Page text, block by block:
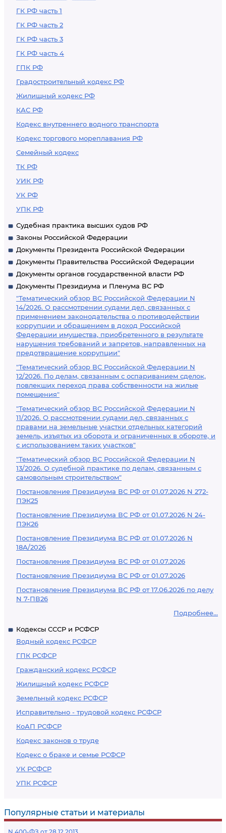
ГК РФ часть 1
ГК РФ часть 2
ГК РФ часть 3
ГК РФ часть 4
ГПК РФ
Градостроительный кодекс РФ
Жилищный кодекс РФ
КАС РФ
Кодекс внутреннего водного транспорта
Кодекс торгового мореплавания РФ
Семейный кодекс
ТК РФ
УИК РФ
УК РФ
УПК РФ
Судебная практика высших судов РФ
Законы Российской Федерации
Документы Президента Российской Федерации
Документы Правительства Российской Федерации
Документы органов государственной власти РФ
Документы Президиума и Пленума ВС РФ
"Тематический обзор ВС Российской Федерации N
14/2026. О рассмотрении судами дел, связанных с
применением законодательства о противодействии
коррупции и обращением в доход Российской
Федерации имущества, приобретенного в результате
нарушения требований и запретов, направленных на
предотвращение коррупции"
"Тематический обзор ВС Российской Федерации N
12/2026. По делам, связанным с оспариванием сделок,
повлекших переход права собственности на жилые
помещения"
"Тематический обзор ВС Российской Федерации N
11/2026. О рассмотрении судами дел, связанных с
правами на земельные участки отдельных категорий
земель, изъятых из оборота и ограниченных в обороте, и
с использованием таких участков"
"Тематический обзор ВС Российской Федерации N
13/2026. О судебной практике по делам, связанным с
самовольным строительством"
Постановление Президиума ВС РФ от 01.07.2026 N 272-
ПЭК25
Постановление Президиума ВС РФ от 01.07.2026 N 24-
ПЭК26
Постановление Президиума ВС РФ от 01.07.2026 N
18А/2026
Постановление Президиума ВС РФ от 01.07.2026
Постановление Президиума ВС РФ от 01.07.2026
Постановление Президиума ВС РФ от 17.06.2026 по делу
N 7-ПВ26
Подробнее...
Кодексы СССР и РСФСР
Водный кодекс РСФСР
ГПК РСФСР
Гражданский кодекс РСФСР
Жилищный кодекс РСФСР
Земельный кодекс РСФСР
Исправительно - трудовой кодекс РСФСР
КоАП РСФСР
Кодекс законов о труде
Кодекс о браке и семье РСФСР
УК РСФСР
УПК РСФСР
Популярные статьи и материалы